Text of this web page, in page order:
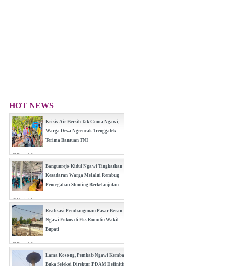
HOT NEWS
Krisis Air Bersih Tak Cuma Ngawi,
Warga Desa Ngrencak Trenggalek
Terima Bantuan TNI
(0 Reply(s))
Bangunrejo Kidul Ngawi Tingkatkan
Kesadaran Warga Melalui Rembug
Pencegahan Stunting Berkelanjutan
(0 Reply(s))
Realisasi Pembangunan Pasar Beran
Ngawi Fokus di Eks Rumdin Wakil
Bupati
(0 Reply(s))
Lama Kosong, Pemkab Ngawi Kembali
Buka Seleksi Direktur PDAM Definitif